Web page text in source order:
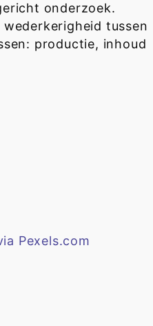
onderzoek.
tussen
productie, inhoud